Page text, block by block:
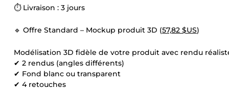
⏱ Livraison : 3 jours
🔹 Offre Standard – Mockup produit 3D (57,82 $US)
Modélisation 3D fidèle de votre produit avec rendu
✔ 2 rendus (angles différents)
✔ Fond blanc ou transparent
✔ 4 retouches